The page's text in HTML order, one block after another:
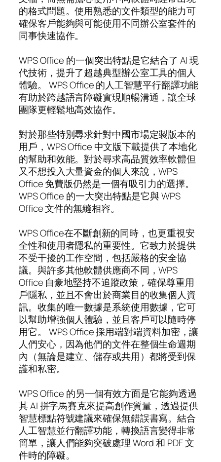
的格式問題。使用熟悉的文件類型的能力可
確保客戶能夠與可能使用不同辦公室套件的
同事快速協作。
WPS Office 的一個突出特點是它結合了 AI 現
代技術，提升了超越典型辦公室工具的個人
體驗。 WPS Office 的人工智慧平行翻譯功能
有助於跨越語言障礙實現順暢溝通，讓全球
團隊更輕鬆地高效協作。
對於那些特別尋求針對中國市場定製版本的
用戶，WPS Office 中文版下載提供了本地化
的幫助和效能。對於尋求高品質效率軟體但
又不想投入大量資金的個人來說，WPS
Office 免費版仍然是一個有吸引力的選擇。
WPS Office 的一大突出特點是它與 WPS
Office 文件的無縫相容。
WPS Office在不斷創新的同時，也更重視安
全性和使用者隱私的重要性。它致力於提供
不受干擾的工作空間，包括嚴格的安全協
議。與許多其他軟體供應商不同，WPS
Office 自豪地堅持不追蹤政策，確保尊重用
戶隱私，並且不會出於商業目的收集個人資
訊。收集的唯一數據是系統使用數據，它可
以幫助增強個人體驗，並且客戶可以隨時停
用它。 WPS Office 採用端對端資料加密，讓
人們安心，因為他們的文件在整個生命週期
內（無論是建立、儲存或共用）都將受到保
護和私密。
WPS Office 的另一個有效方面是它能夠透過
其 AI 拼字馬賽克來提高創作質量，透過提供
智慧標點符號建議來確保無錯誤書寫。結合
人工智慧並行翻譯功能，轉換語言變得非常
簡單，讓人們能夠突破處理 Word 和 PDF 文
件時的障礙。